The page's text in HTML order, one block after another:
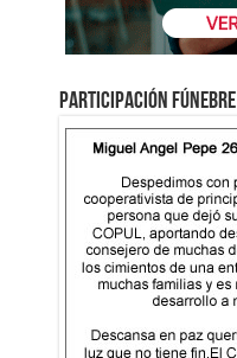
Participación fúnebre